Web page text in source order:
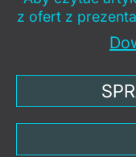
z ofert z